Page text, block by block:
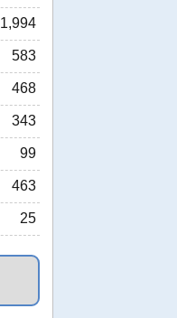
1,994
583
468
343
99
463
25